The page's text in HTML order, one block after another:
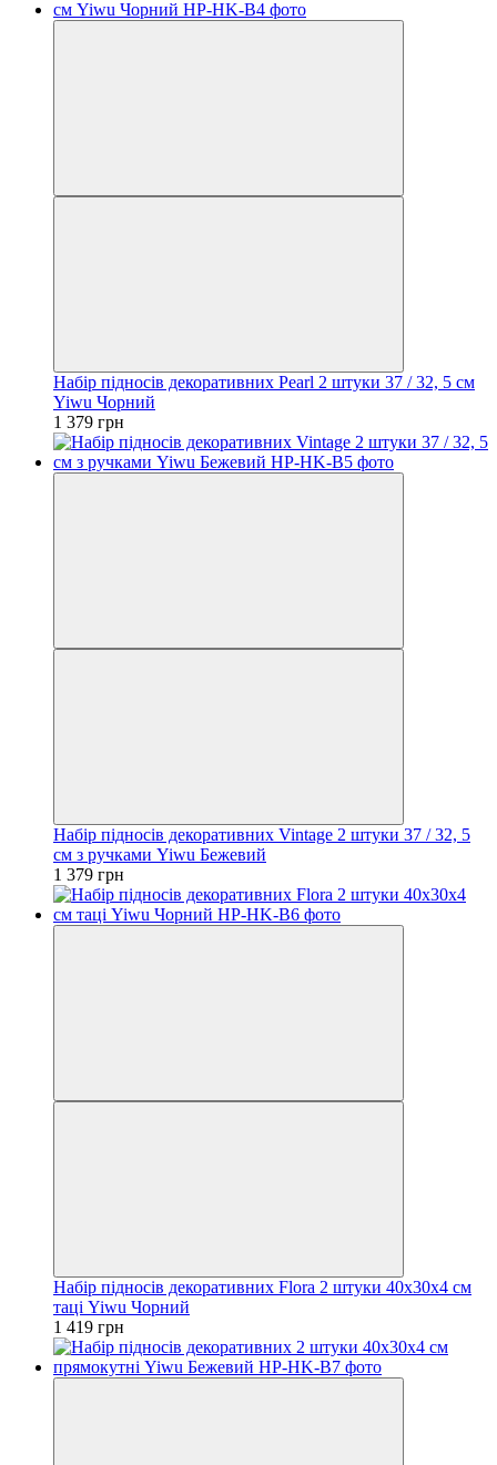
Набір підносів декоративних Pearl 2 штуки 37 / 32, 5 см
Yiwu Чорний
1 379 грн
Набір підносів декоративних Vintage 2 штуки 37 / 32, 5
см з ручками Yiwu Бежевий
1 379 грн
Набір підносів декоративних Flora 2 штуки 40х30х4 см
таці Yiwu Чорний
1 419 грн